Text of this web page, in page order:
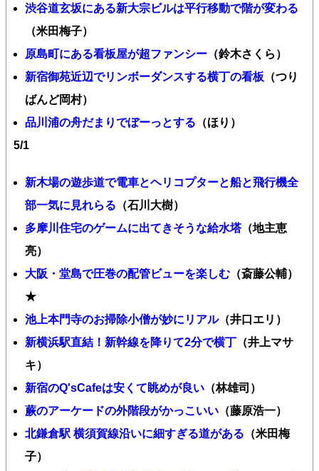
渋谷道玄坂にある新大宗ビルは平行移動で階が変わる
（米田梅子）
原島町にある看板屋が超ファンシー （鈴木さくら）
新宿御苑近辺でリンボーダンスする横丁の看板 （つり
ばんど岡村）
品川浦の舟だまりでぼーっとする （ほり）
5/1
新木場の遊歩道で電車とヘリコプターと船と飛行機全
部一気に見れらる （石川大樹）
多摩川住宅のゲームに出てきそうな給水塔（地主恵
亮）
大阪・堂島で圧巻の配管ビューを楽しむ （斎藤公輔）
★
池上本門寺のお掃除小僧が妙にリアル（井口エリ）
新横浜駅直結！新幹線を降りて2分で横丁 （井上マサ
キ）
新宿のQ'sCafeは安くて眺めが良い （林雄司）
蕨のアーケードの外階段がかっこいい （藤原浩一）
北鎌倉駅 横須賀線沿いに細すぎる道がある （米田梅
子）